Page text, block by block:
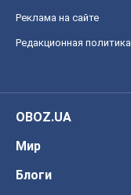
Реклама на сайте
Редакционная политика
OBOZ.UA
Мир
Блоги